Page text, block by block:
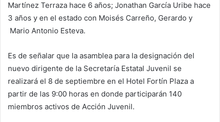
Martínez Terraza hace 6 años; Jonathan García Uribe hace
3 años y en el estado con Moisés Carreño, Gerardo y
Mario Antonio Esteva.
Es de señalar que la asamblea para la designación del
nuevo dirigente de la Secretaría Estatal Juvenil se
realizará el 8 de septiembre en el Hotel Fortín Plaza a
partir de las 9:00 horas en donde participarán 140
miembros activos de Acción Juvenil.